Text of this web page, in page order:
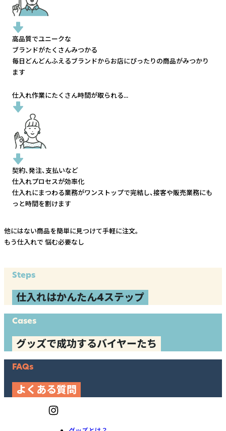
高品質でユニークな
ブランドがたくさんみつかる
毎日どんどんふえるブランドからお店にぴったりの商品がみつかり
ます
仕入れ作業にたくさん時間が取られる...
契約、発注、支払いなど
仕入れプロセスが効率化
仕入れにまつわる業務がワンストップで完結し、接客や販売業務にも
っと時間を割けます
他にはない商品を簡単に見つけて手軽に注文。
もう仕入れで 悩む必要なし
Steps
仕入れはかんたん4ステップ
Cases
グッズで成功するバイヤーたち
FAQs
よくある質問